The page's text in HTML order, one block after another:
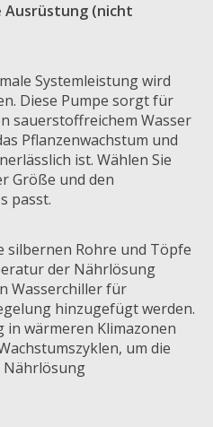
Ausrüstung (nicht
Systemleistung wird
Diese Pumpe sorgt für
sauerstoffreichem Wasser
Pflanzenwachstum und
ist. Wählen Sie
Größe und den
passt.
silbernen Rohre und Töpfe
der Nährlösung
Wasserchiller für
hinzugefügt werden.
in wärmeren Klimazonen
um die